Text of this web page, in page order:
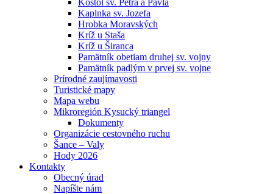
Kostol sv. Petra a Pavla
Kaplnka sv. Jozefa
Hrobka Moravských
Kríž u Staša
Kríž u Širanca
Pamätník obetiam druhej sv. vojny
Pamätník padlým v prvej sv. vojne
Prírodné zaujímavosti
Turistické mapy
Mapa webu
Mikroregión Kysucký triangel
Dokumenty
Organizácie cestovného ruchu
Šance – Valy
Hody 2026
Kontakty
Obecný úrad
Napíšte nám